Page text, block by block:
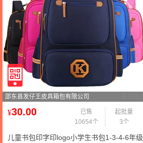
邵东县发仔王皮具箱包有限公司
¥30.00
已售
10654个
起批量
3个
儿童书包印字印logo小学生书包1-3-4-6年级